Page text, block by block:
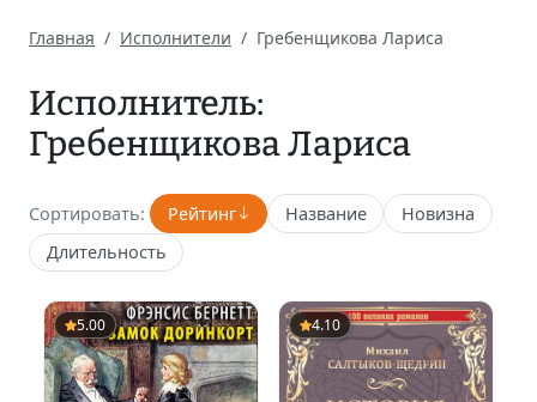
Главная Исполнители Гребенщикова Лариса
Исполнитель:
Гребенщикова Лариса
Сортировать: Рейтинг Название
Новизна
Длительность
5.00 4.10